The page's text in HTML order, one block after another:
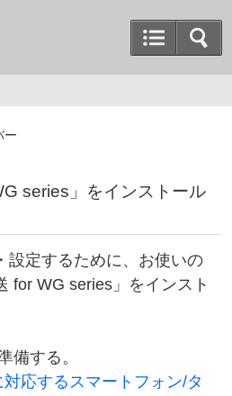
ー
series」をインストール
設定するために、お使いの
for WG series」をインスト
備する。
対応するスマートフォン/タ